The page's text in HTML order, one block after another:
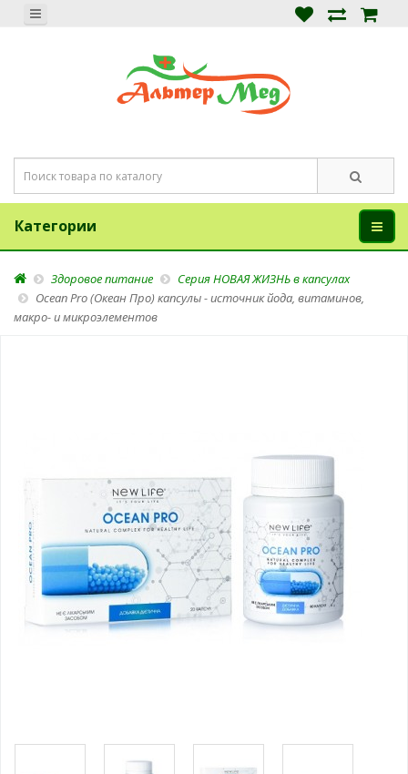
Категории
Здоровое питание
Серия НОВАЯ ЖИЗНЬ в капсулах
Ocean Pro (Океан Про) капсулы - источник йода, витаминов,
макро- и микроэлементов